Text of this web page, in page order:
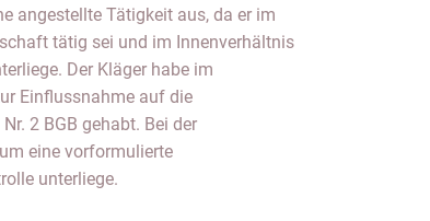
angestellte Tätigkeit aus, da er im
tätig sei und im Innenverhältnis
Der Kläger habe im
Einflussnahme auf die
2 BGB gehabt. Bei der
eine vorformulierte
unterliege.